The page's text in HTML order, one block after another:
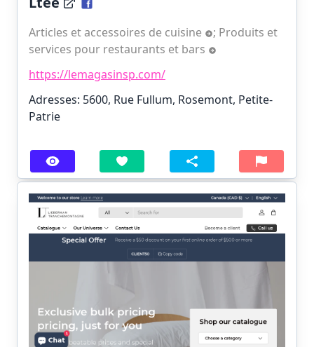
Articles et accessoires de cuisine ; Produits et
services pour restaurants et bars
https://lemagasinsp.com/
Adresses: 5600, Rue Fullum, Rosemont, Petite-
Patrie